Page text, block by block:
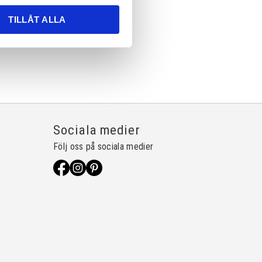
TILLÅT ALLA
Sociala medier
Följ oss på sociala medier